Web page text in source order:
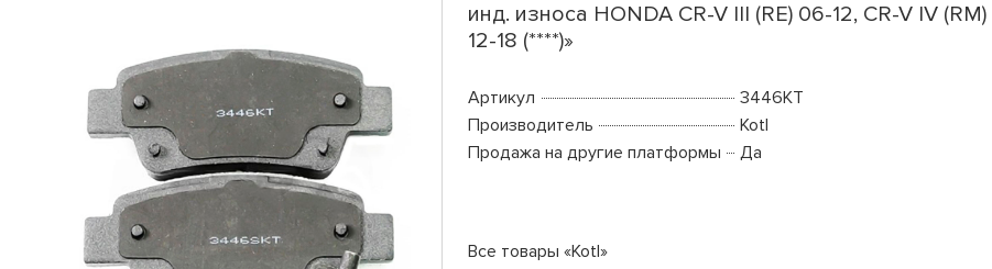
инд. износа HONDA CR-V III (RE) 06-12, CR-V IV (RM)
12-18 (****)»
Артикул
3446KT
Производитель
Kotl
Продажа на другие платформы
Да
Все товары «Kotl»